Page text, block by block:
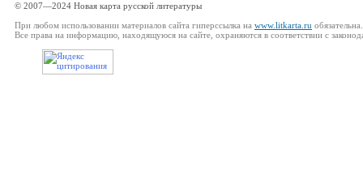
© 2007—2024 Новая карта русской литературы
При любом использовании материалов сайта гиперссылка на www.litkarta.ru обязательна.
Все права на информацию, находящуюся на сайте, охраняются в соответствии с